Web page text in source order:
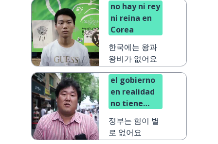
no hay ni rey
ni reina en
Corea
한국에는 왕과
왕비가 없어요
el gobierno
en realidad
no tiene
poder
정부는 힘이 별
로 없어요